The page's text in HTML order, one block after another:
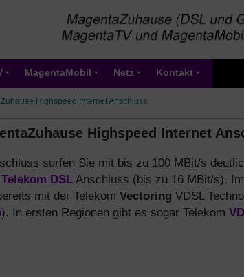
MagentaMobil Netz Kontakt
Highspeed Internet Anschluss
Highspeed Internet
surfen Sie mit bis zu 100 MBit/s
Telekom DSL Anschluss (bis zu 16 MBit/s).
mit der Telekom Vectoring VDSL
). In ersten Regionen gibt es sogar Telekom